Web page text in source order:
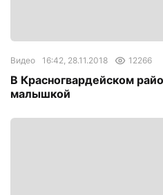
Видео 16:42, 28.11.2018 12266
В Красногвардейском
малышкой